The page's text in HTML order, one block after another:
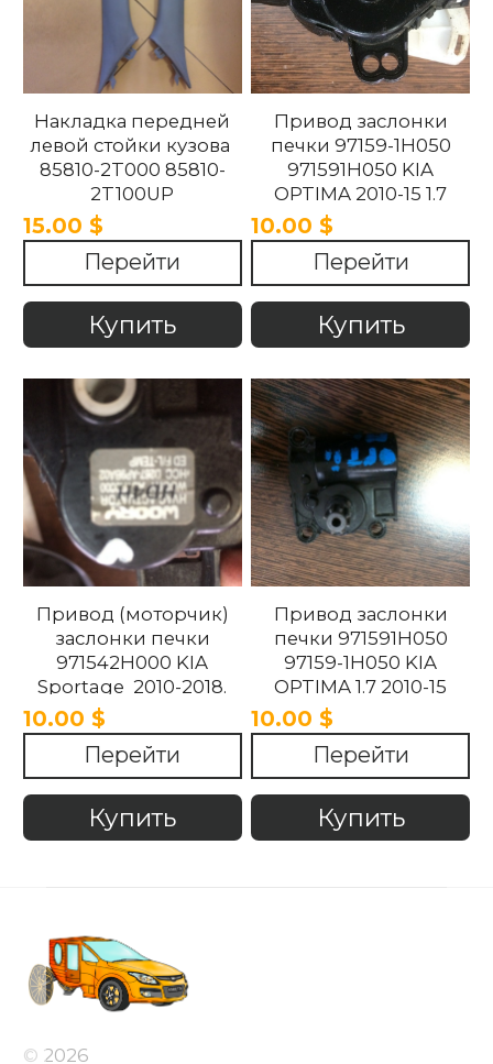
Накладка передней
левой стойки кузова
85810-2T000 85810-
2T100UP
858102T100UP
858102T000 Kia
Optima 2010 -2015.
15.00 $
Перейти
Купить
Привод заслонки
печки 97159-1H050
971591H050 KIA
OPTIMA 2010-15 1.7
10.00 $
Перейти
Купить
Привод (моторчик)
заслонки печки
971542H000 KIA
Sportage 2010-2018.
10.00 $
Перейти
Купить
Привод заслонки
печки 971591H050
97159-1H050 KIA
OPTIMA 1.7 2010-15
10.00 $
Перейти
Купить
© 2026